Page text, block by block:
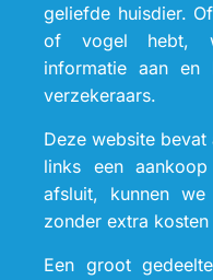
geliefde huisdier.
of vogel hebt,
informatie aan en
verzekeraars.
Deze website
links een
afsluit, kunnen we
zonder extra
Een groot